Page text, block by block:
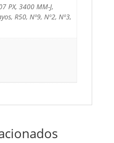
PX, 3400 MM-J,
R50, Nº9, Nº2, Nº3,